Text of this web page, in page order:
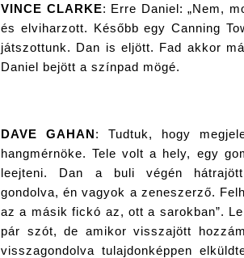
VINCE CLARKE: Erre Daniel: „Nem,
és elviharzott. Később egy Canning
játszottunk. Dan is eljött. Fad akkor
Daniel bejött a színpad mögé.
DAVE GAHAN: Tudtuk, hogy
hangmérnöke. Tele volt a hely, egy
leejteni. Dan a buli végén
gondolva, én vagyok a zeneszerző.
az a másik fickó az, ott a sarokban”.
pár szót, de amikor visszajött
visszagondolva tulajdonképpen